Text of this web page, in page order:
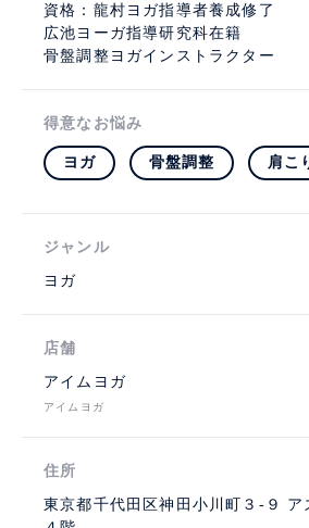
資格：龍村ヨガ指導者養成修了
広池ヨーガ指導研究科在籍
骨盤調整ヨガインストラクター
得意なお悩み
ヨガ 骨盤調整 肩こ
ジャンル
ヨガ
店舗
アイムヨガ
アイムヨガ
住所
東京都千代田区神田小川町３-９ ア